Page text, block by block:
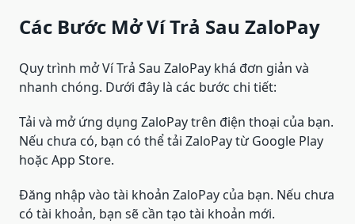
Các Bước Mở Ví Trả Sau ZaloPay
Quy trình mở Ví Trả Sau ZaloPay khá đơn giản và
nhanh chóng. Dưới đây là các bước chi tiết:
Tải và mở ứng dụng ZaloPay trên điện thoại của bạn.
Nếu chưa có, bạn có thể tải ZaloPay từ Google Play
hoặc App Store.
Đăng nhập vào tài khoản ZaloPay của bạn. Nếu chưa
có tài khoản, bạn sẽ cần tạo tài khoản mới.